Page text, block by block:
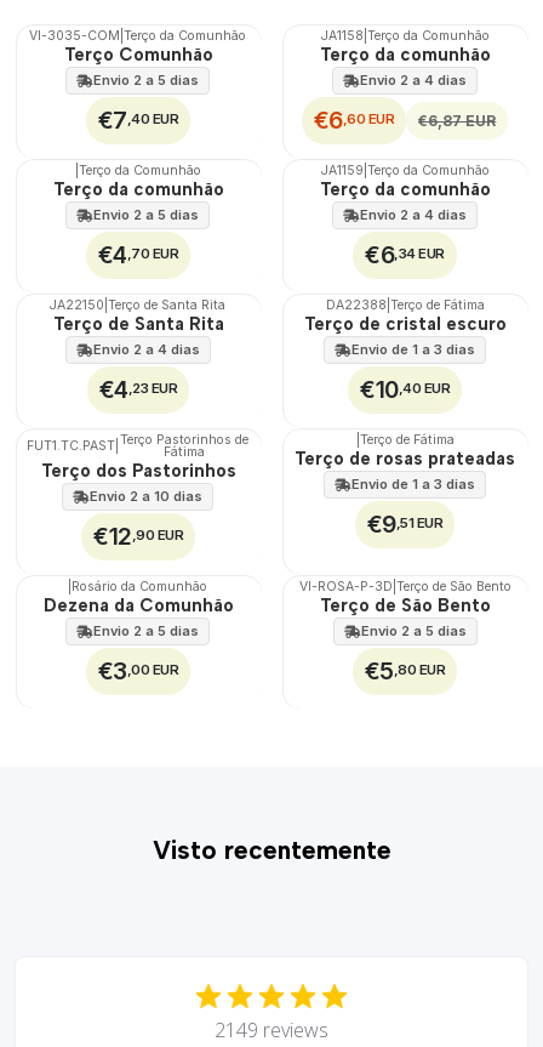
🇵🇹
100%
VI-3035-COM |Terço da Comunhão
Terço Comunhão
Envio 2 a 5 dias
€7,40 EUR
DESCONTO
JA1158 Terço da Comunhão
Terço da comunhão
Envio 2 a 4 dias
€6,60 EUR €6,87 EUR
🇵🇹
100%
Terço da Comunhão
Terço da comunhão
Envio 2 a 5 dias
€4,70 EUR
JA1159 Terço da Comunhão
Terço da comunhão
Envio 2 a 4 dias
€6,34 EUR
JA22150 |Terço de Santa Rita
Terço de Santa Rita
Envio 2 a 4 dias
€4,23 EUR
DA22388 Terço de Fátima
Terço de cristal escuro
Envio de 1 a 3 dias
€10,40 EUR
🇵🇹
100%
FUT1.TC.PAST| Terço Pastorinhos de
Fátima
Terço dos Pastorinhos
Envio 2 a 10 dias
€12,90 EUR
Terço de Fátima
Terço de rosas prateadas
Envio de 1 a 3 dias
€9,51 EUR
🇵🇹
100%
TOP
Rosário da Comunhão
Dezena da Comunhão
Envio 2 a 5 dias
€3,00 EUR
🇵🇹
100%
VI-ROSA-P-3D Terço de São Bento
Terço de São Bento
Envio 2 a 5 dias
€5,80 EUR
Visto recentemente
2149 reviews